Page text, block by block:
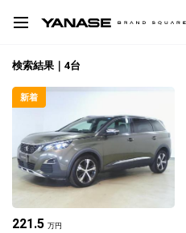
検索結果｜4台
新着
221.5 万円